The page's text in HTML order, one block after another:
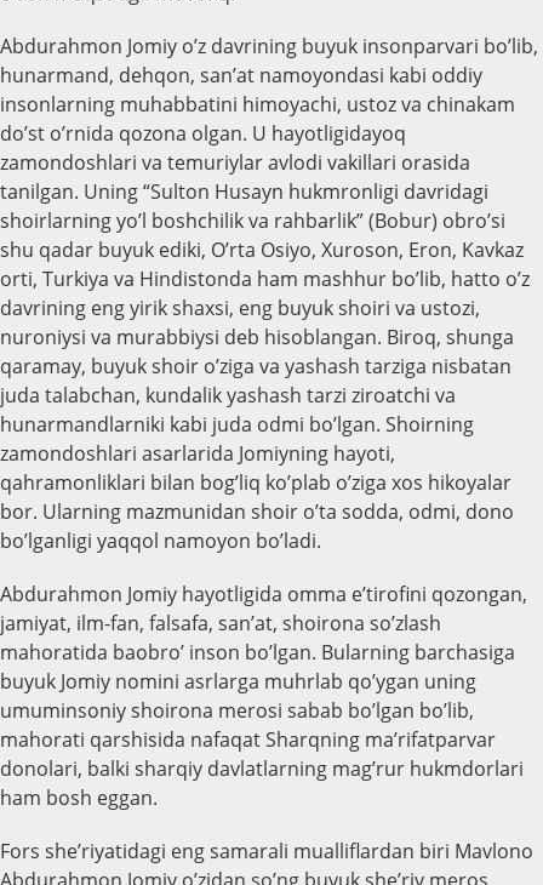
Abdurahmon Jomiy o’z davrining buyuk insonparvari bo’lib,
hunarmand, dehqon, san’at namoyondasi kabi oddiy
insonlarning muhabbatini himoyachi, ustoz va chinakam
do’st o’rnida qozona olgan. U hayotligidayoq
zamondoshlari va temuriylar avlodi vakillari orasida
tanilgan. Uning “Sulton Husayn hukmronligi davridagi
shoirlarning yo’l boshchilik va rahbarlik” (Bobur) obro’si
shu qadar buyuk ediki, O’rta Osiyo, Xuroson, Eron, Kavkaz
orti, Turkiya va Hindistonda ham mashhur bo’lib, hatto o’z
davrining eng yirik shaxsi, eng buyuk shoiri va ustozi,
nuroniysi va murabbiysi deb hisoblangan. Biroq, shunga
qaramay, buyuk shoir o’ziga va yashash tarziga nisbatan
juda talabchan, kundalik yashash tarzi ziroatchi va
hunarmandlarniki kabi juda odmi bo’lgan. Shoirning
zamondoshlari asarlarida Jomiyning hayoti,
qahramonliklari bilan bog’liq ko’plab o’ziga xos hikoyalar
bor. Ularning mazmunidan shoir o’ta sodda, odmi, dono
bo’lganligi yaqqol namoyon bo’ladi.
Abdurahmon Jomiy hayotligida omma e’tirofini qozongan,
jamiyat, ilm-fan, falsafa, san’at, shoirona so’zlash
mahoratida baobro’ inson bo’lgan. Bularning barchasiga
buyuk Jomiy nomini asrlarga muhrlab qo’ygan uning
umuminsoniy shoirona merosi sabab bo’lgan bo’lib,
mahorati qarshisida nafaqat Sharqning ma’rifatparvar
donolari, balki sharqiy davlatlarning mag’rur hukmdorlari
ham bosh eggan.
Fors she’riyatidagi eng samarali mualliflardan biri Mavlono